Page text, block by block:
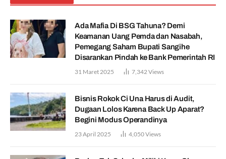
Ada Mafia Di BSG Tahuna? Demi
Keamanan Uang Pemda dan Nasabah,
Pemegang Saham Bupati Sangihe
Disarankan Pindah ke Bank Pemerintah RI
31 Maret 2025 7,342 Views
Bisnis Rokok Ci Una Harus di Audit,
Dugaan Lolos Karena Back Up Aparat?
Begini Modus Operandinya
23 April 2025 4,050Views